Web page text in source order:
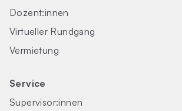
Dozent:innen
Virtueller Rundgang
Vermietung
Service
Supervisor:innen